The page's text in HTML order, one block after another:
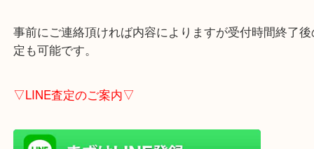
※ご成約のお客様は（金券は5,000円以上）無料駐車
しします。
こちらはブログアップした時点での情報です。
最新の情報は一番新しいブログをご覧ください。